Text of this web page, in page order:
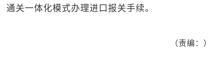
通关一体化模式办理进口报关手续。
（责编：）